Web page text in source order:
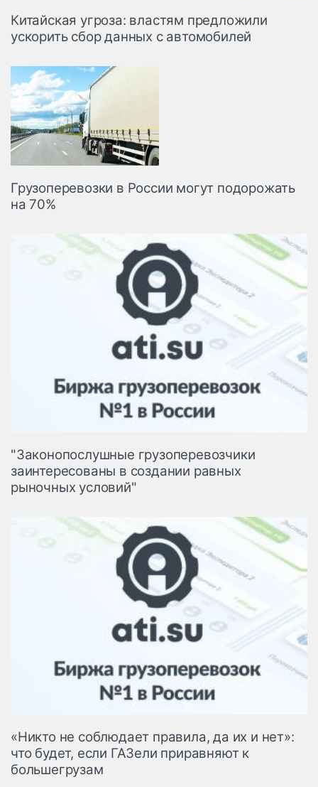
Китайская угроза: властям предложили
ускорить сбор данных с автомобилей
Грузоперевозки в России могут подорожать
на 70%
"Законопослушные грузоперевозчики
заинтересованы в создании равных
рыночных условий"
«Никто не соблюдает правила, да их и нет»:
что будет, если ГАЗели приравняют к
большегрузам